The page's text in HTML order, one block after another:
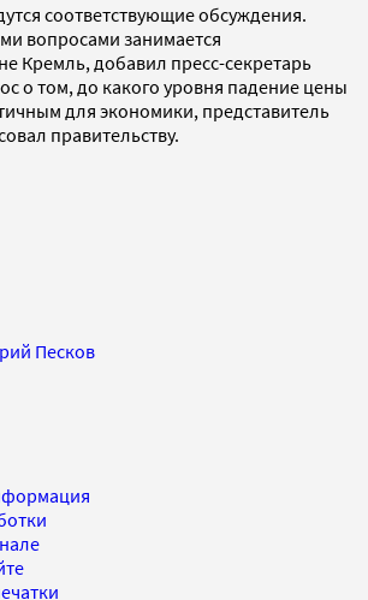
соответствующие обсуждения.
вопросами занимается
Кремль, добавил пресс-секретарь
о том, до какого уровня падение цены
для экономики, представитель
правительству.
Песков